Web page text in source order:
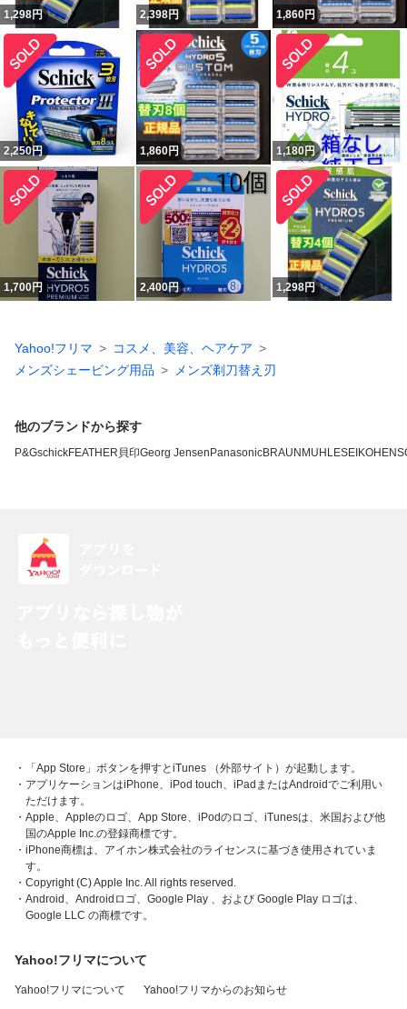
1,298円 2,398円 1,860円
2,250円 1,860円 1,180円
1,700円 2,400円 1,298円
Yahoo!フリマ
コスメ、美容、ヘアケア
メンズシェービング用品
メンズ剃刀替え刃
他のブランドから探す
P&GschickFEATHER 貝印Georg Jensen PanasonicBRAUN MUHLESEIKO
・「App Store」ボタンを押すとiTunes （外部サイト）が起動します。
・アプリケーションはiPhone、iPod touch、iPadまたはAndroidでご利用い
ただけます。
・Apple、Appleのロゴ、App Store、iPodのロゴ、iTunesは、米国および他
国のApple Inc.の登録商標です。
・iPhone商標は、アイホン株式会社のライセンスに基づき使用されていま
す。
・Copyright (C) Apple Inc. All rights reserved.
・Android、Androidロゴ、Google Play 、および Google Play ロゴは、
Google LLC の商標です。
Yahoo!フリマについて
Yahoo!フリマについて Yahoo!フリマからのお知らせ